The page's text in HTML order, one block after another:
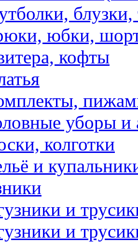
юбки,
кофты
уборы и
колготки
и
и
и